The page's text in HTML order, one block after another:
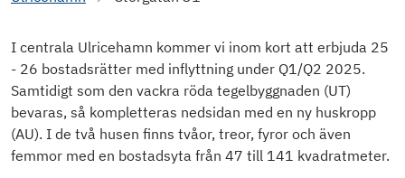
I centrala Ulricehamn kommer vi inom kort att erbjuda 25
- 26 bostadsrätter med inflyttning under Q1/Q2 2025.
Samtidigt som den vackra röda tegelbyggnaden (UT)
bevaras, så kompletteras nedsidan med en ny huskropp
(AU). I de två husen finns tvåor, treor, fyror och även
femmor med en bostadsyta från 47 till 141 kvadratmeter.